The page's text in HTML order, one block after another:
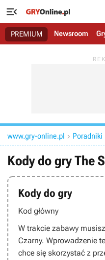

PREMIUM Newsroom
www.gry-online.pl  Poradniki
Kody do gry The
Kody do gry
Kod główny
W trakcie zabawy
Czarny. Wprowadzenie
chce się skorzystać z